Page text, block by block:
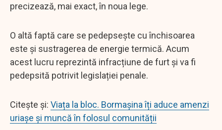
precizează, mai exact, în noua lege.
O altă faptă care se pedepsește cu închisoarea
este și sustragerea de energie termică. Acum
acest lucru reprezintă infracțiune de furt și va fi
pedepsită potrivit legislației penale.
Citește și: Viața la bloc. Bormașina îți aduce amenzi
uriașe și muncă în folosul comunității